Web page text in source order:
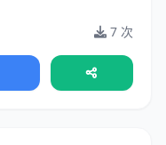
7 次